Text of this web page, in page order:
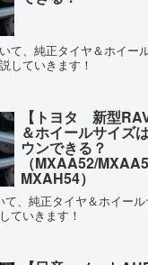
て、純正タイヤ＆ホイー
していきます！
【トヨタ 新型
＆ホイールサイズ
ウンできる？
（MXAA52/
MXAH54）
て、純正タイヤ＆ホイー
ていきます！